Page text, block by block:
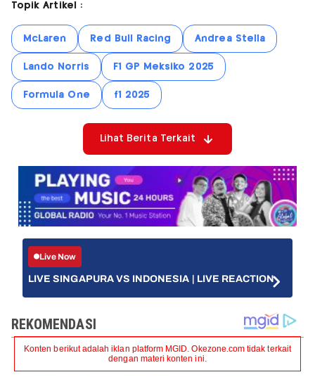
Topik Artikel :
McLaren Red Bull Racing Andrea Stella
Lando Norris F1 GP Meksiko 2025
Formula One f1 2025
Lihat Berita Terkait
Live Now
LIVE SINGAPURA VS INDONESIA | LIVE REACTION